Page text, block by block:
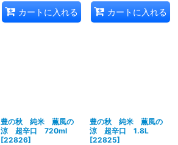
カートに入れる カートに入れる
豊の秋 純米 薫風の
涼 超辛口 720ml
[22826]
豊の秋 純米 薫風の
涼 超辛口 1.8L
[22825]